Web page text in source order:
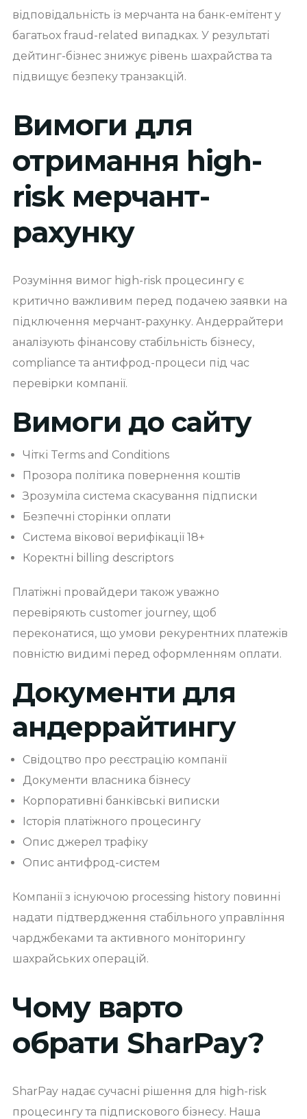
відповідальність із мерчанта на банк-емітент у
багатьох fraud-related випадках. У результаті
дейтинг-бізнес знижує рівень шахрайства та
підвищує безпеку транзакцій.
Вимоги для
отримання high-
risk мерчант-
рахунку
Розуміння вимог high-risk процесингу є
критично важливим перед подачею заявки на
підключення мерчант-рахунку. Андеррайтери
аналізують фінансову стабільність бізнесу,
compliance та антифрод-процеси під час
перевірки компанії.
Вимоги до сайту
Чіткі Terms and Conditions
Прозора політика повернення коштів
Зрозуміла система скасування підписки
Безпечні сторінки оплати
Система вікової верифікації 18+
Коректні billing descriptors
Платіжні провайдери також уважно
перевіряють customer journey, щоб
переконатися, що умови рекурентних платежів
повністю видимі перед оформленням оплати.
Документи для
андеррайтингу
Свідоцтво про реєстрацію компанії
Документи власника бізнесу
Корпоративні банківські виписки
Історія платіжного процесингу
Опис джерел трафіку
Опис антифрод-систем
Компанії з існуючою processing history повинні
надати підтвердження стабільного управління
чарджбеками та активного моніторингу
шахрайських операцій.
Чому варто
обрати SharPay?
SharPay надає сучасні рішення для high-risk
процесингу та підпискового бізнесу. Наша